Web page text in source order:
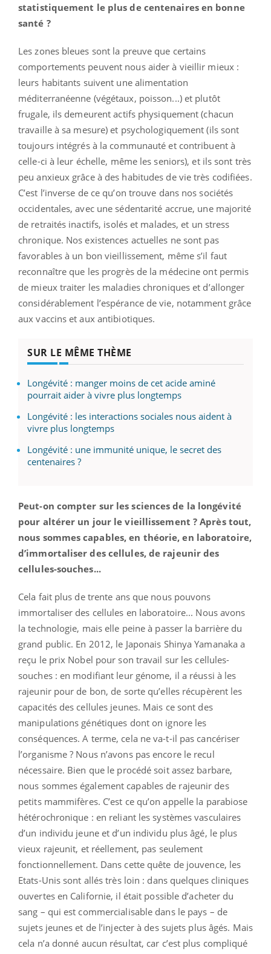
statistiquement le plus de centenaires en bonne
santé ?
Les zones bleues sont la preuve que certains
comportements peuvent nous aider à vieillir mieux :
leurs habitants suivent une alimentation
méditerranéenne (végétaux, poisson...) et plutôt
frugale, ils demeurent actifs physiquement (chacun
travaille à sa mesure) et psychologiquement (ils sont
toujours intégrés à la communauté et contribuent à
celle-ci à leur échelle, même les seniors), et ils sont très
peu anxieux grâce à des habitudes de vie très codifiées.
C’est l’inverse de ce qu’on trouve dans nos sociétés
occidentales, avec une sédentarité accrue, une majorité
de retraités inactifs, isolés et malades, et un stress
chronique. Nos existences actuelles ne sont pas
favorables à un bon vieillissement, même s’il faut
reconnaître que les progrès de la médecine ont permis
de mieux traiter les maladies chroniques et d’allonger
considérablement l’espérance de vie, notamment grâce
aux vaccins et aux antibiotiques.
SUR LE MÊME THÈME
Longévité : manger moins de cet acide aminé
pourrait aider à vivre plus longtemps
Longévité : les interactions sociales nous aident à
vivre plus longtemps
Longévité : une immunité unique, le secret des
centenaires ?
Peut-on compter sur les sciences de la longévité
pour altérer un jour le vieillissement ? Après tout,
nous sommes capables, en théorie, en laboratoire,
d’immortaliser des cellules, de rajeunir des
cellules-souches...
Cela fait plus de trente ans que nous pouvons
immortaliser des cellules en laboratoire... Nous avons
la technologie, mais elle peine à passer la barrière du
grand public. En 2012, le Japonais Shinya Yamanaka a
reçu le prix Nobel pour son travail sur les cellules-
souches : en modifiant leur génome, il a réussi à les
rajeunir pour de bon, de sorte qu’elles récupèrent les
capacités des cellules jeunes. Mais ce sont des
manipulations génétiques dont on ignore les
conséquences. A terme, cela ne va-t-il pas cancériser
l’organisme ? Nous n’avons pas encore le recul
nécessaire. Bien que le procédé soit assez barbare,
nous sommes également capables de rajeunir des
petits mammifères. C’est ce qu’on appelle la parabiose
hétérochronique : en reliant les systèmes vasculaires
d’un individu jeune et d’un individu plus âgé, le plus
vieux rajeunit, et réellement, pas seulement
fonctionnellement. Dans cette quête de jouvence, les
Etats-Unis sont allés très loin : dans quelques cliniques
ouvertes en Californie, il était possible d’acheter du
sang – qui est commercialisable dans le pays – de
sujets jeunes et de l’injecter à des sujets plus âgés. Mais
cela n’a donné aucun résultat, car c’est plus compliqué